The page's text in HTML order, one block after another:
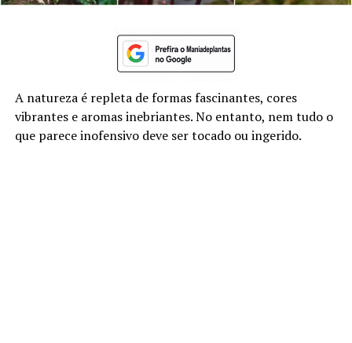
A natureza é repleta de formas fascinantes, cores
vibrantes e aromas inebriantes. No entanto, nem tudo o
que parece inofensivo deve ser tocado ou ingerido.